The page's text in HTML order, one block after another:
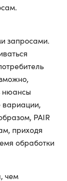
запросами.
нюансы
вариации,
PAIR
приходя
обработки
чем